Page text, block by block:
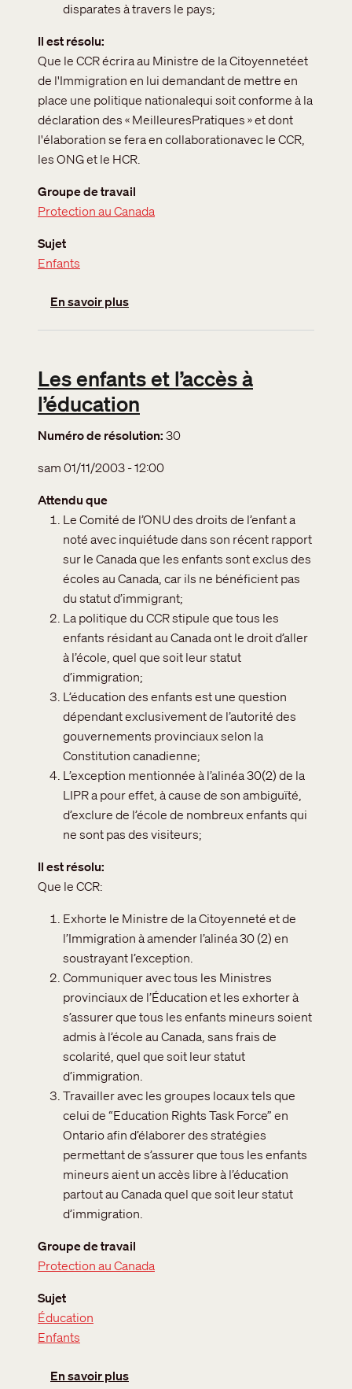
disparates à travers le pays;
Il est résolu
Que le CCR écrira au Ministre de la Citoyennetéet
de l'Immigration en lui demandant de mettre en
place une politique nationalequi soit conforme à la
déclaration des « MeilleuresPratiques » et dont
l'élaboration se fera en collaborationavec le CCR,
les ONG et le HCR.
Groupe de travail
Protection au Canada
Sujet
Enfants
En savoir plussur Politique nationale relative aux
Les enfants et l’accès à
l’éducation
Numéro de résolution 30
sam 01/11/2003 - 12:00
Attendu que
Le Comité de l’ONU des droits de l’enfant a
noté avec inquiétude dans son récent rapport
sur le Canada que les enfants sont exclus des
écoles au Canada, car ils ne bénéficient pas
du statut d’immigrant;
La politique du CCR stipule que tous les
enfants résidant au Canada ont le droit d’aller
à l’école, quel que soit leur statut
d’immigration;
L’éducation des enfants est une question
dépendant exclusivement de l’autorité des
gouvernements provinciaux selon la
Constitution canadienne;
L’exception mentionnée à l’alinéa 30(2) de la
LIPR a pour effet, à cause de son ambiguïté,
d’exclure de l’école de nombreux enfants qui
ne sont pas des visiteurs;
Il est résolu
Que le CCR:
Exhorte le Ministre de la Citoyenneté et de
l’Immigration à amender l’alinéa 30 (2) en
soustrayant l’exception.
Communiquer avec tous les Ministres
provinciaux de l’Éducation et les exhorter à
s’assurer que tous les enfants mineurs soient
admis à l’école au Canada, sans frais de
scolarité, quel que soit leur statut
d’immigration.
Travailler avec les groupes locaux tels que
celui de “Education Rights Task Force” en
Ontario afin d’élaborer des stratégies
permettant de s’assurer que tous les enfants
mineurs aient un accès libre à l’éducation
partout au Canada quel que soit leur statut
d’immigration.
Groupe de travail
Protection au Canada
Sujet
Éducation
Enfants
En savoir plussur Les enfants et l’accès à l’éducation